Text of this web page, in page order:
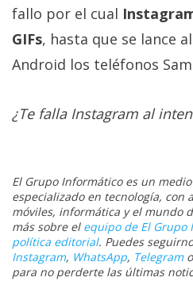
fallo por el cual
GIFs, hasta que se lance
Android los teléfonos
¿Te falla Instagram al
El Grupo Informático es un
especializado en tecnología, con
móviles, informática y el mundo
más sobre el equipo de El Grupo
política editorial. Puedes
Instagram, WhatsApp, Telegramo
para no perderte las últimas